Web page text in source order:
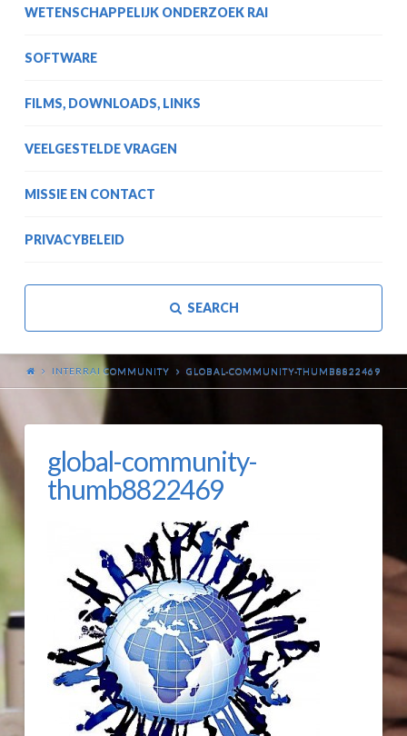
WETENSCHAPPELIJK ONDERZOEK RAI
SOFTWARE
FILMS, DOWNLOADS, LINKS
VEELGESTELDE VRAGEN
MISSIE EN CONTACT
PRIVACYBELEID
SEARCH
INTERRAI COMMUNITY GLOBAL-COMMUNITY-THUMB8822469
global-community-
thumb8822469